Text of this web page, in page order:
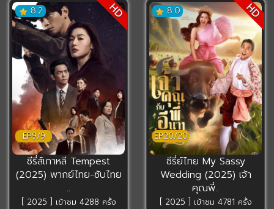
8.2
EP9/9
HD
ซีรี่ส์เกาหลี Tempest
(2025) พากย์ไทย-ซับไทย
..
[ 2025 ] เข้าชม 4288 ครั้ง
8.0
EP20/20
HD
ซีรี่ย์ไทย My Sassy
Wedding (2025) เจ้า
คุณพี่..
[ 2025 ] เข้าชม 4781 ครั้ง